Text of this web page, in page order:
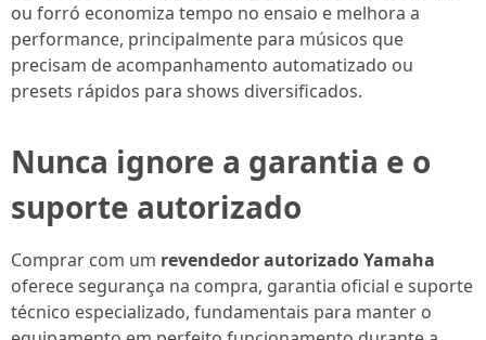
ou forró economiza tempo no ensaio e melhora a
performance, principalmente para músicos que
precisam de acompanhamento automatizado ou
presets rápidos para shows diversificados.
Nunca ignore a garantia e o
suporte autorizado
Comprar com um revendedor autorizado Yamaha
oferece segurança na compra, garantia oficial e suporte
técnico especializado, fundamentais para manter o